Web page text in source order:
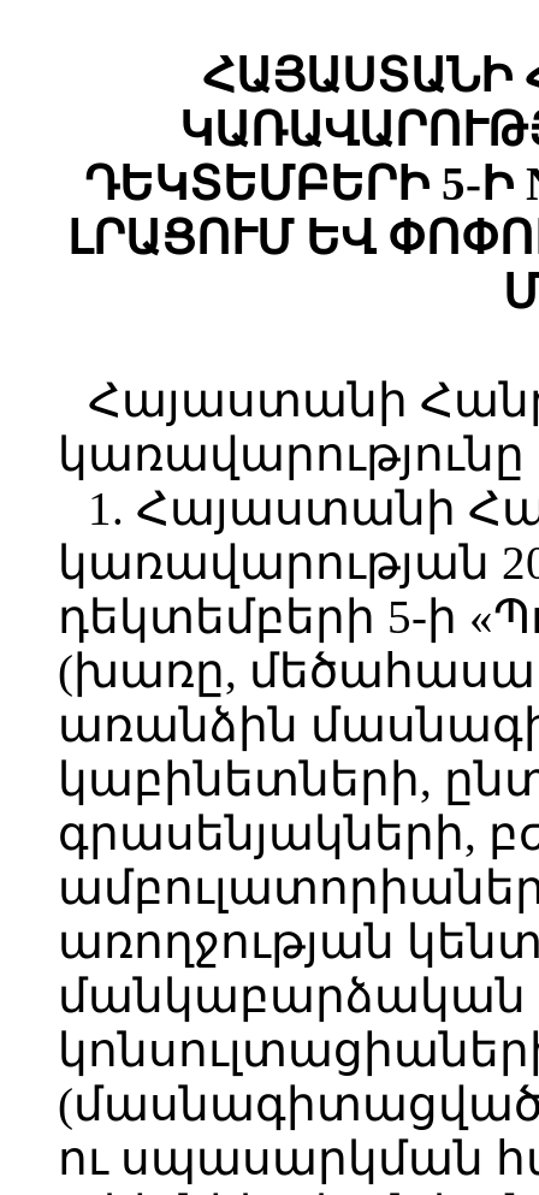
ՀԱՅԱՍՏԱՆԻ
ԴԵԿՏԵՄԲԵՐԻ 5-Ի
ԼՐԱՑՈՒՄ ԵՎ
Հայաստանի
կառավարությունը
1. Հայաստանի
կառավարության
դեկտեմբերի 5-ի
(խառը,
առանձին
կաբինետների,
գրասենյակների,
առողջության
մանկաբարձական
ու սպասարկման